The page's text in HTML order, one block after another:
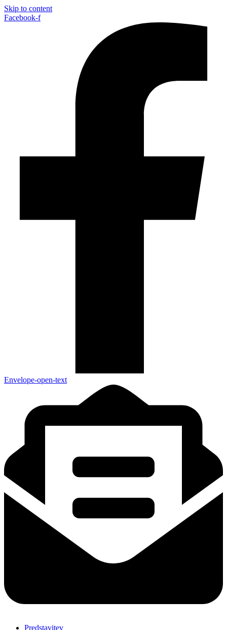
Skip to content
Facebook-f
Envelope-open-text
Predstavitev